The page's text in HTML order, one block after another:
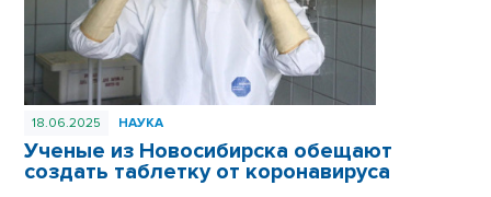
18.06.2025 НАУКА
Ученые из Новосибирска обещают
создать таблетку от коронавируса